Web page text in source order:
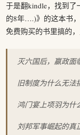
于是翻kindle，找到了
的8年….)》的这本书
免费购买的书里搞的
灭六国后，嬴政面
旧制度为什么无法
鸿门宴上项羽为什
刘邦军事崛起的真